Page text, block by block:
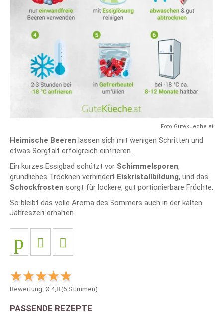
Foto Gutekueche.at
Heimische Beeren lassen sich mit wenigen Schritten und
etwas Sorgfalt erfolgreich einfrieren.
Ein kurzes Essigbad schützt vor Schimmelsporen,
gründliches Trocknen verhindert Eiskristallbildung, und das
Schockfrosten sorgt für lockere, gut portionierbare Früchte.
So bleibt das volle Aroma des Sommers auch in der kalten
Jahreszeit erhalten.
Bewertung: Ø 4,8 (6 Stimmen)
PASSENDE REZEPTE